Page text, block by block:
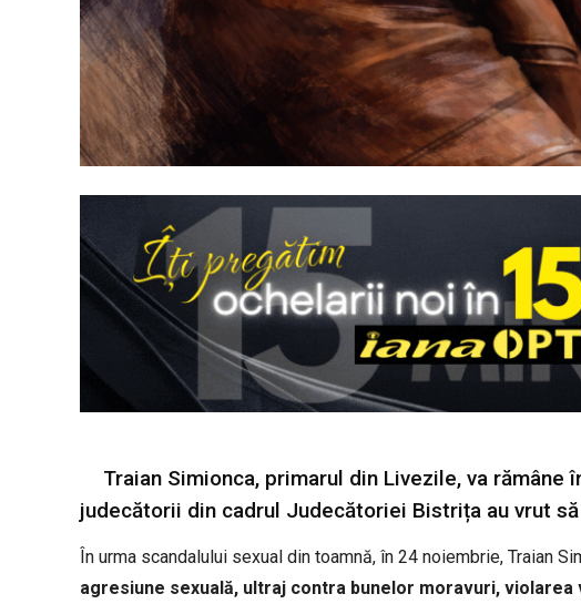
Traian Simionca, primarul din Livezile, va
judecătorii din cadrul Judecătoriei Bistrița au vrut
În urma scandalului sexual din toamnă, în 24 noiembrie, Traian
agresiune sexuală, ultraj contra bunelor moravuri, violarea